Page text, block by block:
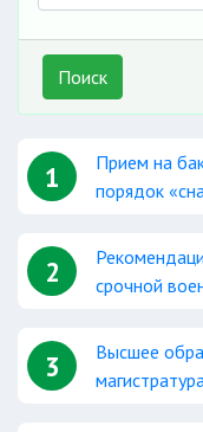
Поиск
1
Прием на
порядок
2
срочной
3
Высшее